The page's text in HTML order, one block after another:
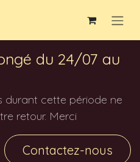
du 24/07 au
durant cette période ne
retour. Merci
Contactez-nous